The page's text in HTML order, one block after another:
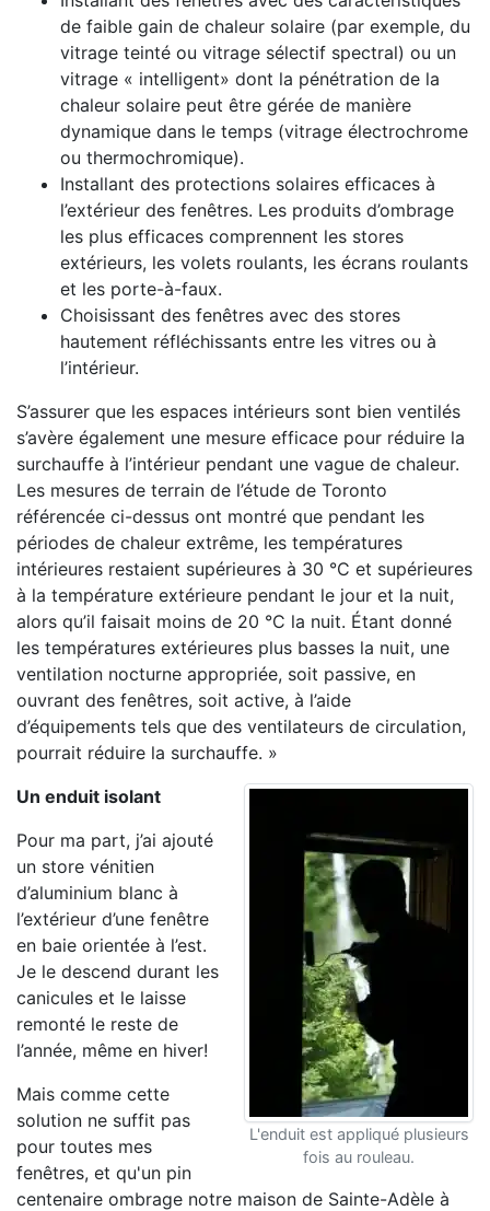
de faible gain de chaleur solaire (par exemple, du
vitrage teinté ou vitrage sélectif spectral) ou un
vitrage « intelligent» dont la pénétration de la
chaleur solaire peut être gérée de manière
dynamique dans le temps (vitrage électrochrome
ou thermochromique).
Installant des protections solaires efficaces à
l’extérieur des fenêtres. Les produits d’ombrage
les plus efficaces comprennent les stores
extérieurs, les volets roulants, les écrans roulants
et les porte-à-faux.
Choisissant des fenêtres avec des stores
hautement réfléchissants entre les vitres ou à
l’intérieur.
S’assurer que les espaces intérieurs sont bien ventilés
s’avère également une mesure efficace pour réduire la
surchauffe à l’intérieur pendant une vague de chaleur.
Les mesures de terrain de l’étude de Toronto
référencée ci-dessus ont montré que pendant les
périodes de chaleur extrême, les températures
intérieures restaient supérieures à 30 °C et supérieures
à la température extérieure pendant le jour et la nuit,
alors qu’il faisait moins de 20 °C la nuit. Étant donné
les températures extérieures plus basses la nuit, une
ventilation nocturne appropriée, soit passive, en
ouvrant des fenêtres, soit active, à l’aide
d’équipements tels que des ventilateurs de circulation,
pourrait réduire la surchauffe. »
L'enduit est appliqué plusieurs
fois au rouleau.
Un enduit isolant
Pour ma part, j’ai ajouté
un store vénitien
d’aluminium blanc à
l’extérieur d’une fenêtre
en baie orientée à l’est.
Je le descend durant les
canicules et le laisse
remonté le reste de
l’année, même en hiver!
Mais comme cette
solution ne suffit pas
pour toutes mes
fenêtres, et qu'un pin
centenaire ombrage notre maison de Sainte-Adèle à